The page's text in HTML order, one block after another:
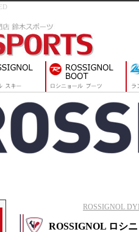
ROSSIGNOL
ROSSIGNOL ロシ